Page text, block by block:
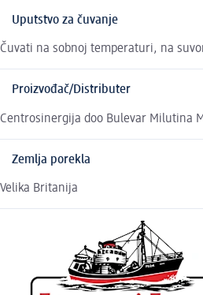
Uputstvo za čuvanje
Čuvati na sobnoj temperaturi, na
Proizvođač/Distributer
Centrosinergija doo Bulevar Milutina
Zemlja porekla
Velika Britanija